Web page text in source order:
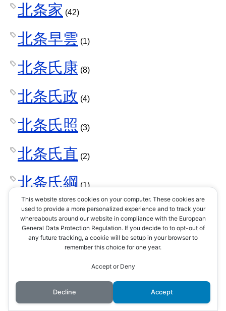
北条家 (42)
北条早雲 (1)
北条氏康 (8)
北条氏政 (4)
北条氏照 (3)
北条氏直 (2)
北条氏綱(1)
北条氏規(1)
北条氏邦(1)
千利休
This website stores cookies on your computer. These cookies are
used to provide a more personalized experience and to track your
whereabouts around our website in compliance with the European
General Data Protection Regulation. If you decide to to opt-out of
any future tracking, a cookie will be setup in your browser to
remember this choice for one year.
Accept or Deny
Decline Accept